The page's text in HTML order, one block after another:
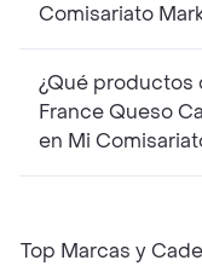
Comisariato
¿Qué productos
France Queso
en Mi
Top Marcas y